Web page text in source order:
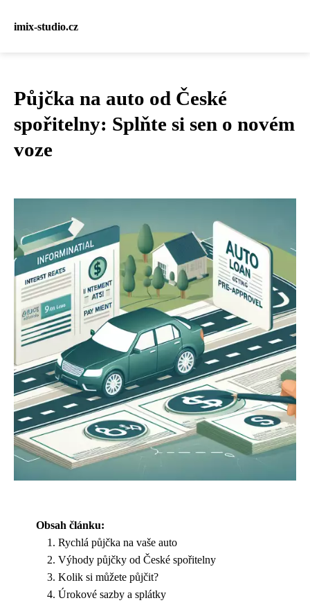
imix-studio.cz
Půjčka na auto od České
spořitelny: Splňte si sen o novém
voze
Obsah článku:
Rychlá půjčka na vaše auto
Výhody půjčky od České spořitelny
Kolik si můžete půjčit?
Úrokové sazby a splátky